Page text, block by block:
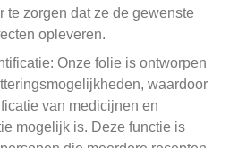
te zorgen dat ze de gewenste
opleveren.
Onze folie is ontworpen
waardoor
van medicijnen en
mogelijk is. Deze functie is